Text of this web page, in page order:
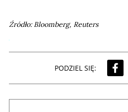
Źródło: Bloomberg, Reuters
PODZIEL SIĘ: